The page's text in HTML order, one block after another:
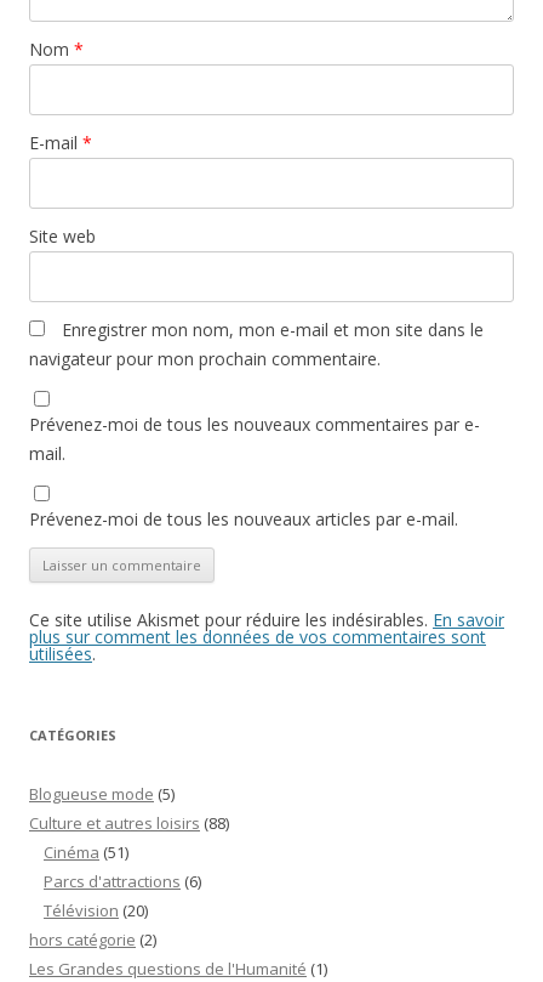
Nom *
E-mail *
Site web
Enregistrer mon nom, mon e-mail et mon site dans le
navigateur pour mon prochain commentaire.
Prévenez-moi de tous les nouveaux commentaires par e-
mail.
Prévenez-moi de tous les nouveaux articles par e-mail.
Ce site utilise Akismet pour réduire les indésirables. En savoir
plus sur comment les données de vos commentaires sont
utilisées.
CATÉGORIES
Blogueuse mode (5)
Culture et autres loisirs (88)
Cinéma (51)
Parcs d'attractions (6)
Télévision (20)
hors catégorie (2)
Les Grandes questions de l'Humanité (1)